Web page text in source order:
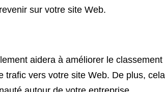
sur votre site Web.
aidera à améliorer le
vers votre site Web. De plus,